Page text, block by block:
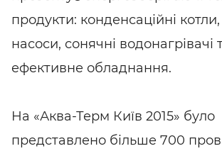
продукти: конденсаційні котли,
насоси, сонячні водонагрівачі
ефективне обладнання.
На «Аква-Терм Київ 2015» було
представлено більше 700